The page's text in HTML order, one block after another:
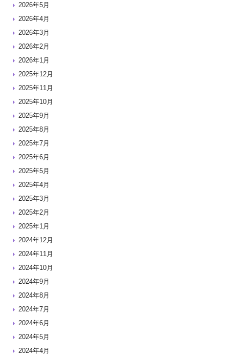
2026年5月
2026年4月
2026年3月
2026年2月
2026年1月
2025年12月
2025年11月
2025年10月
2025年9月
2025年8月
2025年7月
2025年6月
2025年5月
2025年4月
2025年3月
2025年2月
2025年1月
2024年12月
2024年11月
2024年10月
2024年9月
2024年8月
2024年7月
2024年6月
2024年5月
2024年4月